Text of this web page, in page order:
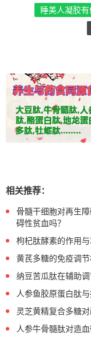
睡美人凝胶
相关推荐：
骨髓干细胞对再生
碍性贫血吗？
枸杞肽酵素的作用
黄芪多糖的免疫调
纳豆苦瓜肽在辅助
人参鱼胶原蛋白肽
灵芝黄精复合多糖
人参牛骨髓肽对造